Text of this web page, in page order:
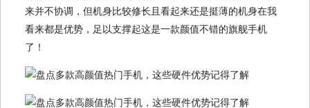
来并不协调，但机身比较修长且看起来还是挺薄的机身在我
看来都是优势，足以支撑起这是一款颜值不错的旗舰手机
了！